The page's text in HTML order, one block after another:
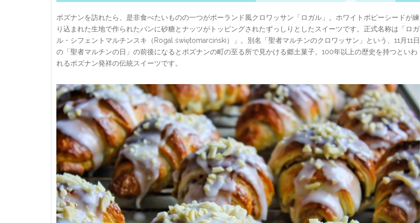
ポズナンを訪れたら、是非食べたいものの一つがポーランド風クロワッサン「ロガル」。ホワイトポピーシードが練
り込まれた生地で作られたパンに砂糖とナッツがトッピングされたずっしりとしたスイーツです。正式名称は「ロガ
ル・シフェントマルチンスキ（Rogal świętomarciński）」。別名「聖者マルチンのクロワッサン」という、11月11日
の「聖者マルチンの日」の前後になるとポズナンの町の至る所で見かける郷土菓子。100年以上の歴史を持つといわ
れるポズナン発祥の伝統スイーツです。